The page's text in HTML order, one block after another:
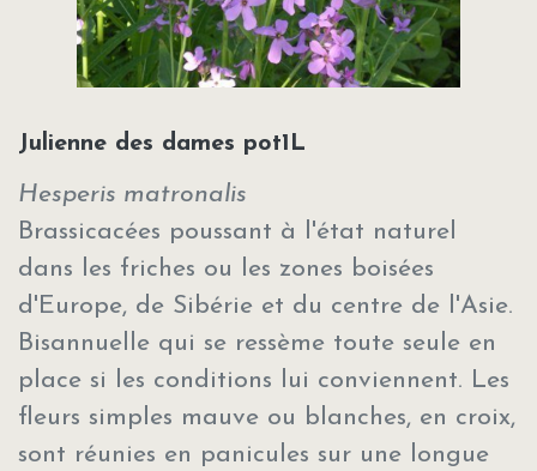
Julienne des dames pot1L
Hesperis matronalis
Brassicacées poussant à l'état naturel
dans les friches ou les zones boisées
d'Europe, de Sibérie et du centre de l'Asie.
Bisannuelle qui se ressème toute seule en
place si les conditions lui conviennent. Les
fleurs simples mauve ou blanches, en croix,
sont réunies en panicules sur une longue